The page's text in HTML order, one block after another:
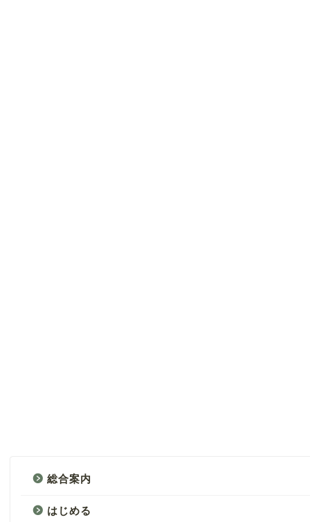
総合案内
はじめる